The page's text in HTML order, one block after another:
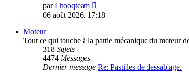
parLhooqteam
le
06 août 2026, 17:18
Moteur
Tout ce qui touche à la partie mécanique du moteur
318 Sujets
4474 Messages
Dernier message Re: Pastilles de dessablage.